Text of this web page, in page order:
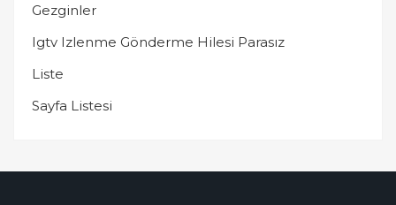
Gezginler
Igtv Izlenme Gönderme Hilesi Parasız
Liste
Sayfa Listesi